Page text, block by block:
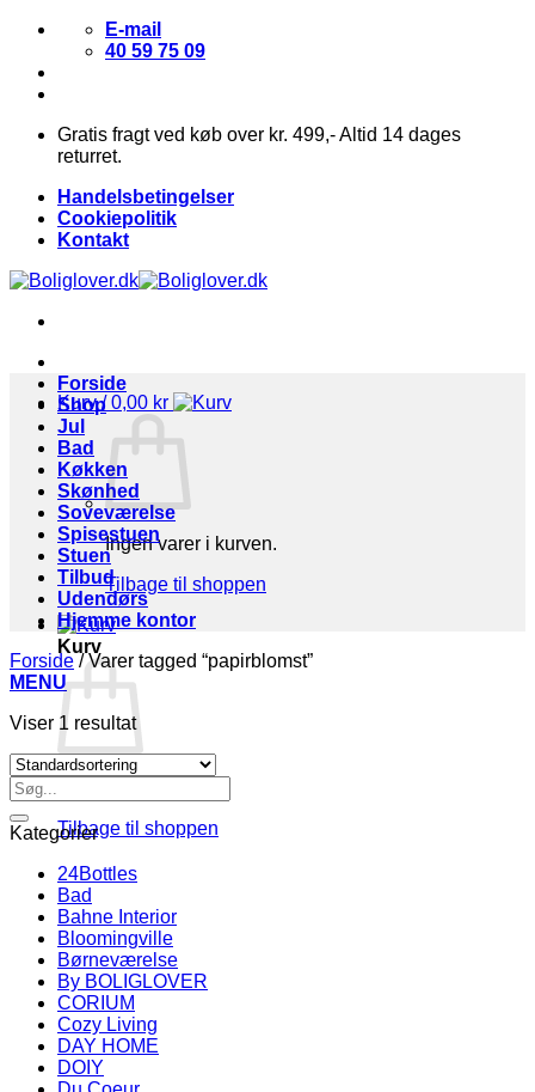
Fortsæt
indhold
E-mail
40 59 75 09
Gratis fragt ved køb over kr. 499,- Altid 14 dages
returret.
Handelsbetingelser
Cookiepolitik
Kontakt
Kurv /0,00 kr
Ingen varer i kurven.
Tilbage til shoppen
Kurv
Tilbage til shoppen
Forside
Shop
Jul
Bad
Køkken
Skønhed
Soveværelse
Spisestuen
Stuen
Tilbud
Udendørs
Hjemme kontor
Forside /Varer tagged “papirblomst”
MENU
Viser 1 resultat
Søg
efter:
Kategorier
24Bottles
Bad
Bahne Interior
Bloomingville
Børneværelse
By BOLIGLOVER
CORIUM
Cozy Living
DAY HOME
DOIY